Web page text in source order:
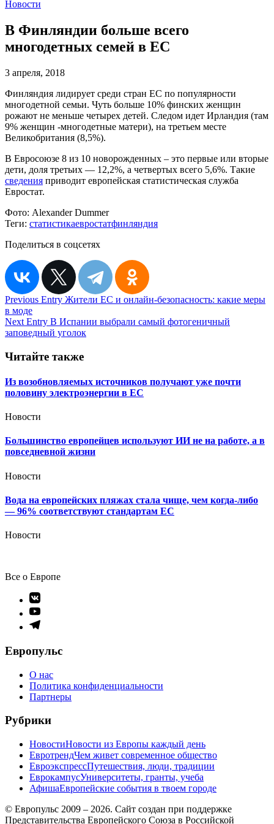
Новости
В Финляндии больше всего
многодетных семей в ЕС
3 апреля, 2018
Финляндия лидирует среди стран ЕС по популярности
многодетной семьи. Чуть больше 10% финских женщин
рожают не меньше четырех детей. Следом идет Ирландия (там
9% женщин -многодетные матери), на третьем месте
Великобритания (8,5%).
В Евросоюзе 8 из 10 новорожденных – это первые или вторые
дети, доля третьих — 12,2%, а четвертых всего 5,6%. Такие
сведения приводит европейская статистическая служба
Евростат.
Фото: Alexander Dummer
Теги: статистикаевростатфинляндия
Поделиться в соцсетях
Навигация
по
записям
Previous Entry Жители ЕС и онлайн-безопасность: какие меры
в моде
Next Entry В Испании выбрали самый фотогеничный
заповедный уголок
Читайте также
Из возобновляемых источников получают уже почти
половину электроэнергии в ЕС
Новости
Большинство европейцев используют ИИ не на работе, а в
повседневной жизни
Новости
Вода на европейских пляжах стала чище, чем когда-либо
— 96% соответствуют стандартам ЕС
Новости
Все о Европе
Элемент
меню
Элемент
меню
Элемент
Европульс
О нас
Политика конфиденциальности
Партнеры
Рубрики
НовостиНовости из Европы каждый день
ЕвротрендЧем живет современное общество
ЕвроэкспрессПутешествия, люди, традиции
ЕврокампусУниверситеты, гранты, учеба
АфишаЕвропейские события в твоем городе
© Европульс 2009 – 2026. Сайт создан при поддержке
Представительства Европейского Союза в Российской